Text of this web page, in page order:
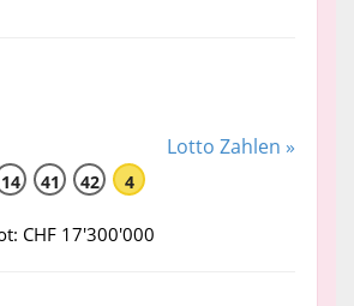
Lotto Zahlen »
14 41 42 4
CHF 17'300'000